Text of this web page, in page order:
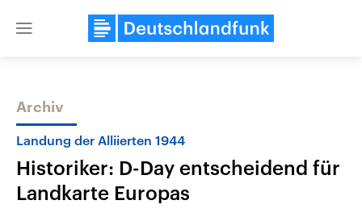
Close
Themen
Archiv
Landung der Alliierten 1944
Historiker: D-Day entscheidend für
Landkarte Europas